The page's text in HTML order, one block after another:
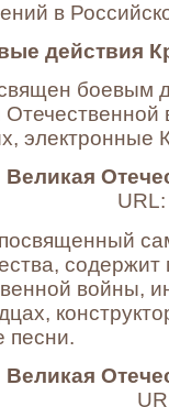
в
действия
боевым
электронные
Великая
войны,
песни.
Великая